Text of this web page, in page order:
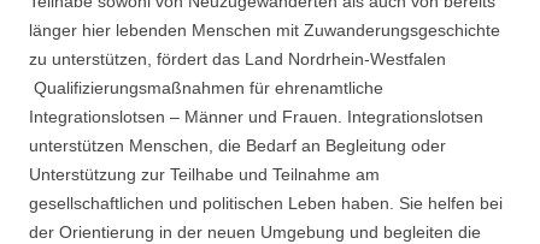
länger hier lebenden Menschen mit Zuwanderungsgeschichte
zu unterstützen, fördert das Land Nordrhein-Westfalen
Qualifizierungsmaßnahmen für ehrenamtliche
Integrationslotsen – Männer und Frauen. Integrationslotsen
unterstützen Menschen, die Bedarf an Begleitung oder
Unterstützung zur Teilhabe und Teilnahme am
gesellschaftlichen und politischen Leben haben. Sie helfen bei
der Orientierung in der neuen Umgebung und begleiten die